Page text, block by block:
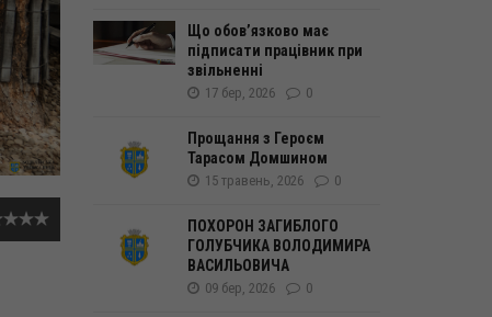
Що обов’язково має
підписати працівник при
звільненні
17 бер, 2026 0
Прощання з Героєм
Тарасом Домшином
15 травень, 2026 0
ПОХОРОН ЗАГИБЛОГО
ГОЛУБЧИКА ВОЛОДИМИРА
ВАСИЛЬОВИЧА
09 бер, 2026 0